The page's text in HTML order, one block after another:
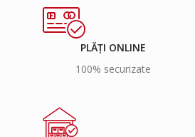
PLĂȚI ONLINE
100% securizate